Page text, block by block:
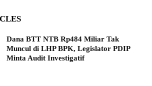
Dana BTT NTB Rp484 Miliar Tak
Muncul di LHP BPK, Legislator PDIP
Minta Audit Investigatif